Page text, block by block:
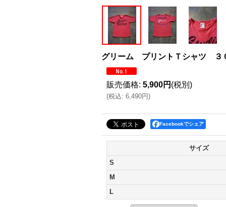
グリーム プリントＴシャツ ３
販売価格: 5,900円 (税別)
(税込: 6,490円)
Facebookでシェア
サイズ
S
M
L